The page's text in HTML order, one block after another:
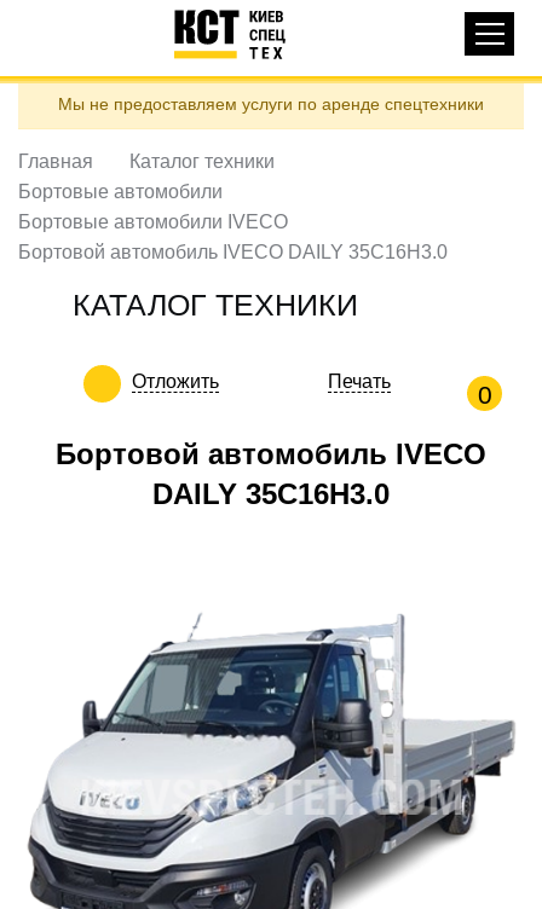
содержанию
навигация
КАТАЛОГ ТЕХНИКИ
ДОСТАВКА И ОПЛАТА
О НАС
ОТЗЫВЫ
КОНТАКТЫ
ПОЛЕЗНЫЕ СТАТЬИ
Мы не предоставляем услуги по аренде спецтехники
Главная
Каталог техники
Бортовые автомобили
Бортовые автомобили IVECO
Бортовой автомобиль IVECO DAILY 35C16H3.0
КАТАЛОГ ТЕХНИКИ
Отложить Печать 0
Бортовой автомобиль IVECO
DAILY 35C16H3.0